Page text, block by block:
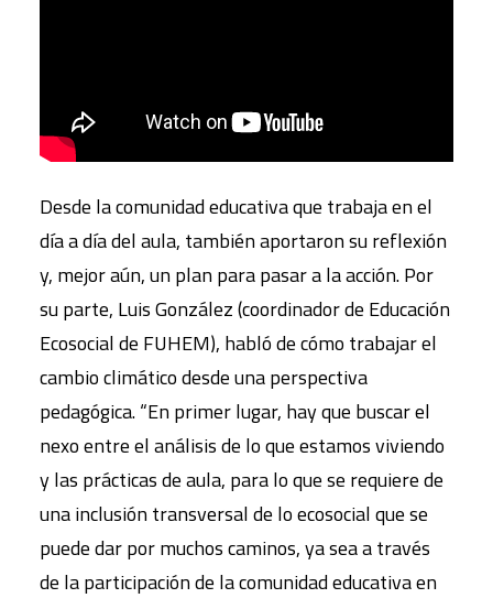
Desde la comunidad educativa que trabaja en el
día a día del aula, también aportaron su reflexión
y, mejor aún, un plan para pasar a la acción. Por
su parte, Luis González (coordinador de Educación
Ecosocial de FUHEM), habló de cómo trabajar el
cambio climático desde una perspectiva
pedagógica. “En primer lugar, hay que buscar el
nexo entre el análisis de lo que estamos viviendo
y las prácticas de aula, para lo que se requiere de
una inclusión transversal de lo ecosocial que se
puede dar por muchos caminos, ya sea a través
de la participación de la comunidad educativa en